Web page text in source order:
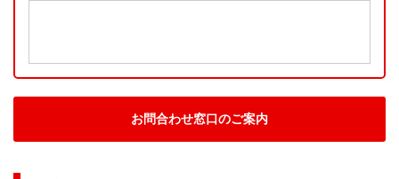
お問合わせ窓口のご案内